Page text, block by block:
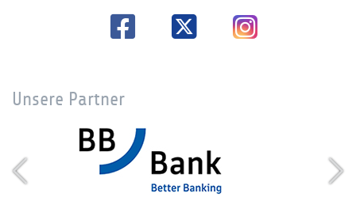
Unsere Partner